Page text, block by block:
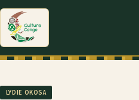
LYDIE OKOSA